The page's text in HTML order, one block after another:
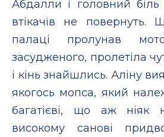
Абдалли і головний
втікачів не
палаці пролунав
засудженого, пролетіла
і кінь знайшлись. Аліну
якогось мопса, який
багатієві, що аж ніяк
високому санові